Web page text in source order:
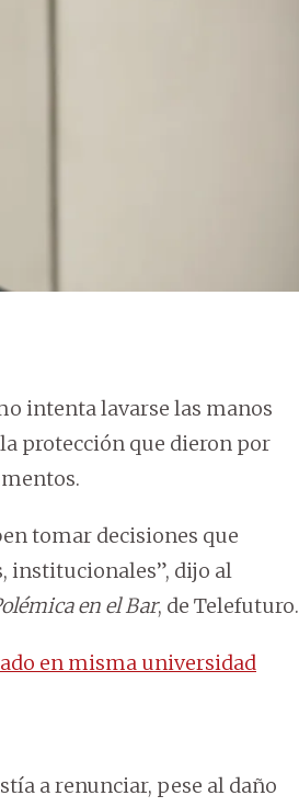
intenta lavarse las manos
protección que dieron por
tomar decisiones que
institucionales”, dijo al
en el Bar, de Telefuturo.
en misma universidad
a renunciar, pese al daño